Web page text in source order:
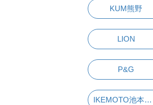
KUM熊野
LION
P&G
IKEMOTO池本刷子